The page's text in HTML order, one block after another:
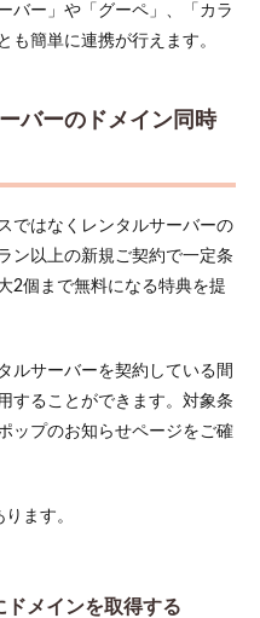
バー」や「グーペ」、「カラ
も簡単に連携が行えます。
バーのドメイン同時
ではなくレンタルサーバーの
ン以上の新規ご契約で一定条
2個まで無料になる特典を提
ルサーバーを契約している間
することができます。対象条
ップのお知らせページをご確
ます。
ドメインを取得する